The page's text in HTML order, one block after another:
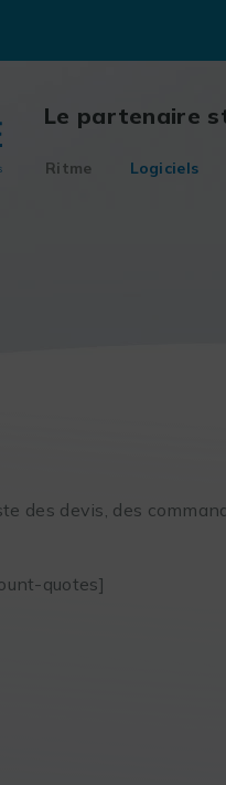
Le partenaire
Ritme Logiciels
des devis, des
quotes]